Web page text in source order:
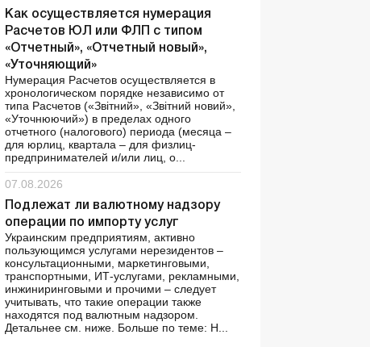
Как осуществляется нумерация
Расчетов ЮЛ или ФЛП с типом
«Отчетный», «Отчетный новый»,
«Уточняющий»
Нумерация Расчетов осуществляется в
хронологическом порядке независимо от
типа Расчетов («Звітний», «Звітний новий»,
«Уточнюючий») в пределах одного
отчетного (налогового) периода (месяца –
для юрлиц, квартала – для физлиц-
предпринимателей и/или лиц, о...
07.08.2026
Подлежат ли валютному надзору
операции по импорту услуг
Украинским предприятиям, активно
пользующимся услугами нерезидентов –
консультационными, маркетинговыми,
транспортными, ИТ-услугами, рекламными,
инжиниринговыми и прочими – следует
учитывать, что такие операции также
находятся под валютным надзором.
Детальнее см. ниже. Больше по теме: Н...